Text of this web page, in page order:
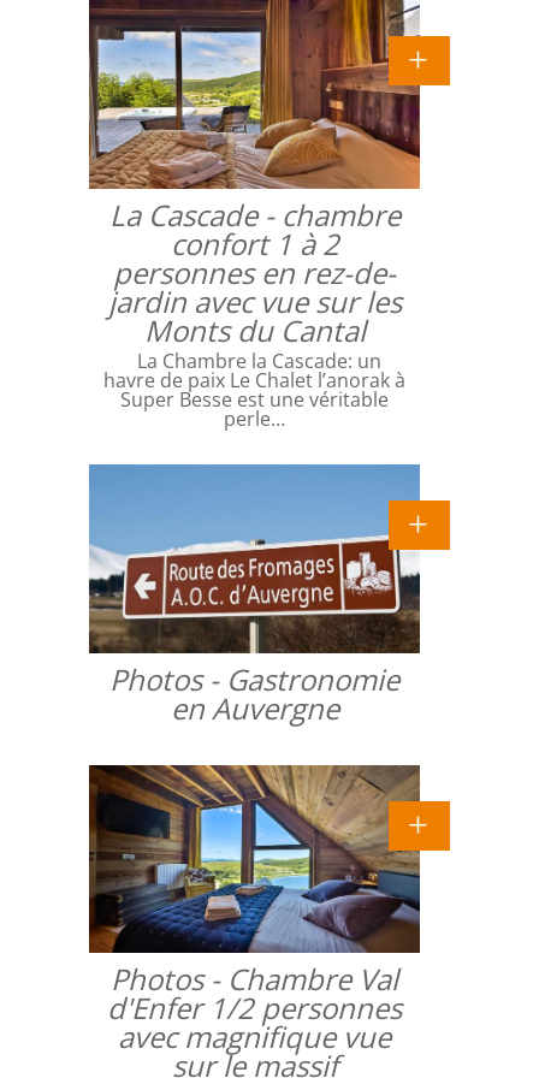
La Cascade - chambre
confort 1 à 2
personnes en rez-de-
jardin avec vue sur les
Monts du Cantal
La Chambre la Cascade: un
havre de paix Le Chalet l’anorak à
Super Besse est une véritable
perle…
Photos - Gastronomie
en Auvergne
Photos - Chambre Val
d'Enfer 1/2 personnes
avec magnifique vue
sur le massif